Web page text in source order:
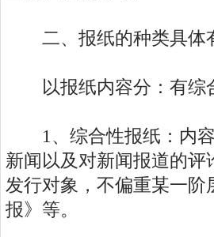
二、报纸的种类具体
以报纸内容分：有综
1、综合性报纸：内容
新闻以及对新闻报道的
发行对象，不偏重某一
报》等。